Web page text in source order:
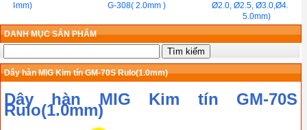
(2.4mm)
G-308( 2.0mm )
Ø2.0, Ø2.5, Ø3.0,Ø4.0,Ø
5.0mm)
DANH MỤC SẢN PHẨM
Dây hàn MIG Kim tín GM-70S Rulo(1.0mm)
Dây hàn MIG Kim tín GM-70S
Rulo(1.0mm)